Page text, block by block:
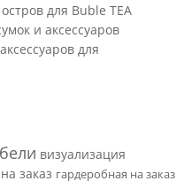
для Buble TEA
и аксессуаров
для
визуализация
заказ гардеробная на заказ